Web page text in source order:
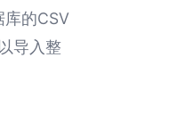
的CSV
导入整